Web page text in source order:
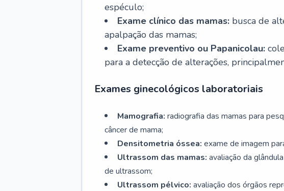
espéculo;
Exame clínico das mamas: busca de
apalpação das mamas;
Exame preventivo ou Papanicolau:
para a detecção de alterações,
Exames ginecológicos laboratoriais
Mamografia: radiografia das mamas para
câncer de mama;
Densitometria óssea: exame de imagem
Ultrassom das mamas: avaliação da
de ultrassom;
Ultrassom pélvico: avaliação dos órgãos